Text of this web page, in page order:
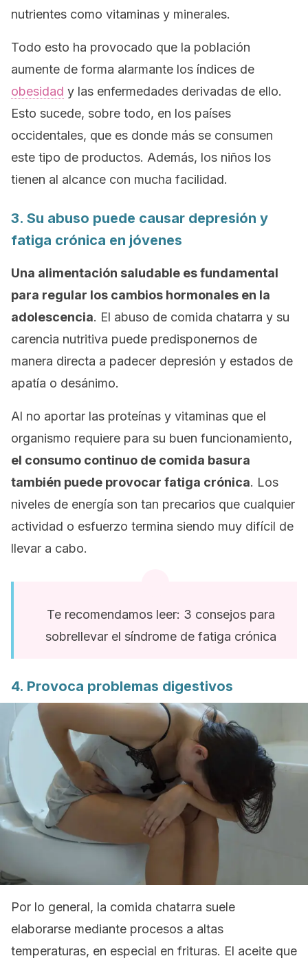
nutrientes como vitaminas y minerales.
Todo esto ha provocado que la población
aumente de forma alarmante los índices de
obesidad y las enfermedades derivadas de ello.
Esto sucede, sobre todo, en los países
occidentales, que es donde más se consumen
este tipo de productos. Además, los niños los
tienen al alcance con mucha facilidad.
3. Su abuso puede causar depresión y
fatiga crónica en jóvenes
Una alimentación saludable es fundamental
para regular los cambios hormonales en la
adolescencia. El abuso de comida chatarra y su
carencia nutritiva puede predisponernos de
manera directa a padecer depresión y estados de
apatía o desánimo.
Al no aportar las proteínas y vitaminas que el
organismo requiere para su buen funcionamiento,
el consumo continuo de comida basura
también puede provocar fatiga crónica. Los
niveles de energía son tan precarios que cualquier
actividad o esfuerzo termina siendo muy difícil de
llevar a cabo.
Te recomendamos leer: 3 consejos para
sobrellevar el síndrome de fatiga crónica
4. Provoca problemas digestivos
Por lo general, la comida chatarra suele
elaborarse mediante procesos a altas
temperaturas, en especial en frituras. El aceite que